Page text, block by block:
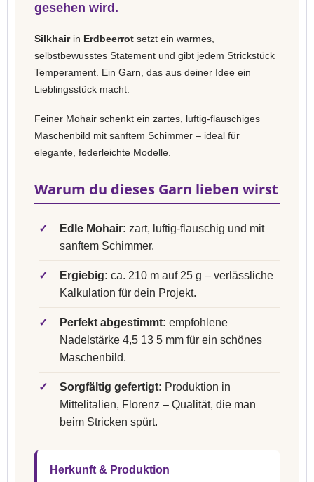
gesehen wird.
Silkhairin Erdbeerrot setzt ein warmes,
selbstbewusstes Statement und gibt jedem Strickstück
Temperament. Ein Garn, das aus deiner Idee ein
Lieblingsstück macht.
Feiner Mohair schenkt ein zartes, luftig-flauschiges
Maschenbild mit sanftem Schimmer – ideal für
elegante, federleichte Modelle.
Warum du dieses Garn lieben wirst
✓ Edle Mohair: zart, luftig-flauschig und mit
sanftem Schimmer.
✓ Ergiebig: ca. 210 m auf 25 g – verlässliche
Kalkulation für dein Projekt.
✓ Perfekt abgestimmt: empfohlene
Nadelstärke 4,5 13 5 mm für ein schönes
Maschenbild.
✓ Sorgfältig gefertigt: Produktion in
Mittelitalien, Florenz – Qualität, die man
beim Stricken spürt.
Herkunft & Produktion